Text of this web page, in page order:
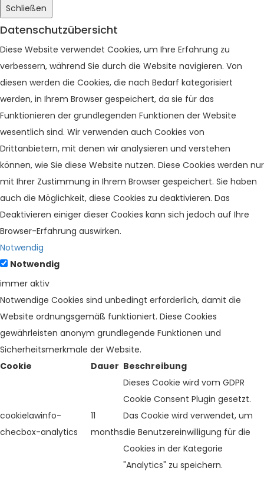
Schließen
Datenschutzübersicht
Diese Website verwendet Cookies, um Ihre Erfahrung zu
verbessern, während Sie durch die Website navigieren. Von
diesen werden die Cookies, die nach Bedarf kategorisiert
werden, in Ihrem Browser gespeichert, da sie für das
Funktionieren der grundlegenden Funktionen der Website
wesentlich sind. Wir verwenden auch Cookies von
Drittanbietern, mit denen wir analysieren und verstehen
können, wie Sie diese Website nutzen. Diese Cookies werden nur
mit Ihrer Zustimmung in Ihrem Browser gespeichert. Sie haben
auch die Möglichkeit, diese Cookies zu deaktivieren. Das
Deaktivieren einiger dieser Cookies kann sich jedoch auf Ihre
Browser-Erfahrung auswirken.
Notwendig
Notwendig
immer aktiv
Notwendige Cookies sind unbedingt erforderlich, damit die
Website ordnungsgemäß funktioniert. Diese Cookies
gewährleisten anonym grundlegende Funktionen und
Sicherheitsmerkmale der Website.
Cookie
Dauer Beschreibung
cookielawinfo-
checbox-analytics
11
months
Dieses Cookie wird vom GDPR
Cookie Consent Plugin gesetzt.
Das Cookie wird verwendet, um
die Benutzereinwilligung für die
Cookies in der Kategorie
"Analytics" zu speichern.